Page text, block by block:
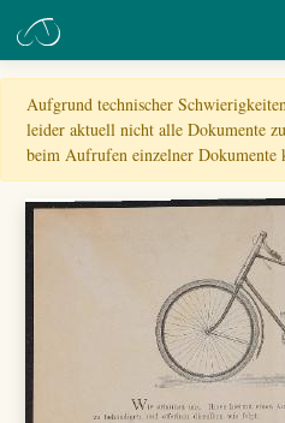
Aufgrund technischer
leider aktuell nicht alle Dokumente
beim Aufrufen einzelner Dokumente